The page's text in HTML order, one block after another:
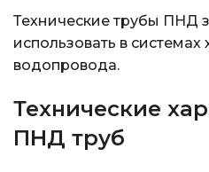
Технические трубы ПНД
использовать в системах
водопровода.
Технические
ПНД труб